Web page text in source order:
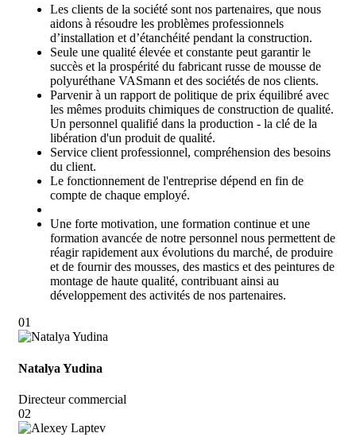
Les clients de la société sont nos partenaires, que nous
aidons à résoudre les problèmes professionnels
d’installation et d’étanchéité pendant la construction.
Seule une qualité élevée et constante peut garantir le
succès et la prospérité du fabricant russe de mousse de
polyuréthane VASmann et des sociétés de nos clients.
Parvenir à un rapport de politique de prix équilibré avec
les mêmes produits chimiques de construction de qualité.
Un personnel qualifié dans la production - la clé de la
libération d'un produit de qualité.
Service client professionnel, compréhension des besoins
du client.
Le fonctionnement de l'entreprise dépend en fin de
compte de chaque employé.
Une forte motivation, une formation continue et une
formation avancée de notre personnel nous permettent de
réagir rapidement aux évolutions du marché, de produire
et de fournir des mousses, des mastics et des peintures de
montage de haute qualité, contribuant ainsi au
développement des activités de nos partenaires.
01
Natalya Yudina
Directeur commercial
02